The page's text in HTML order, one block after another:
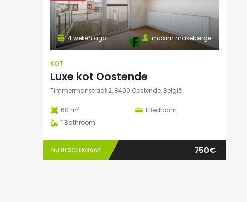
maxim.makelberge
4 weken ago
KOT
Luxe kot Oostende
Timmermanstraat 2, 8400 Oostende, België
60 m2 1 Bedroom
1 Bathroom
NU BESCHIKBAAR 750€